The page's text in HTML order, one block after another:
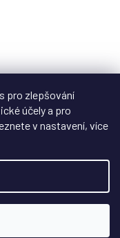
pro zlepšování
účely a pro
v nastavení, více
(72151)